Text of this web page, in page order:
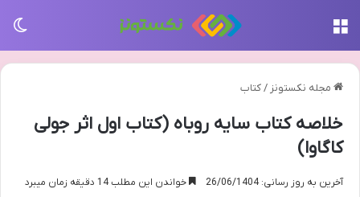
مجله نکستونز /کتاب
خلاصه کتاب سایه روباه (کتاب اول اثر جولی
کاگاوا)
آخرین به روز رسانی: 26/06/1404 خواندن این مطلب 14 دقیقه زمان میبرد